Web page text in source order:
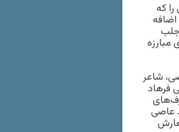
که
جلب
شاعر
فرهاد
طرف‌های
عاصی
اشعارش